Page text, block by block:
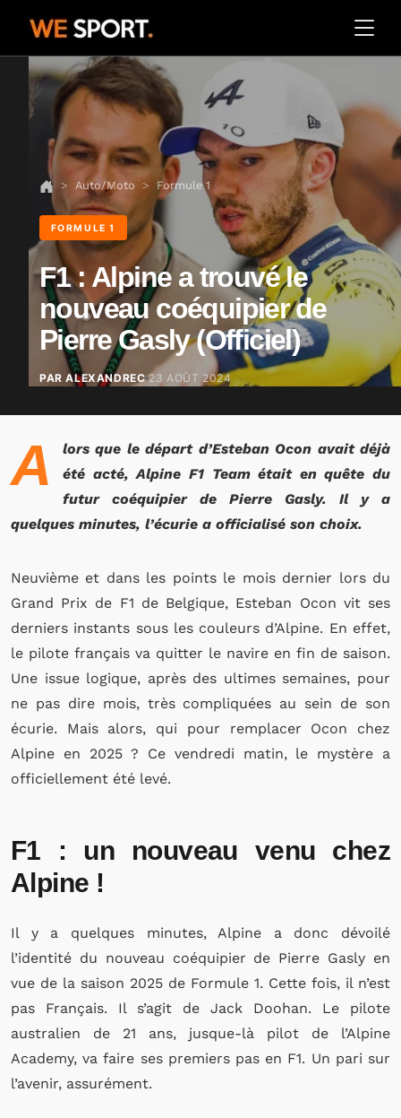
Auto/Moto Formule 1
FORMULE 1
F1 : Alpine a trouvé le
nouveau coéquipier de
Pierre Gasly (Officiel)
PAR ALEXANDREC 23 AOÛT 2024
A
lors que le départ d’Esteban Ocon avait déjà
été acté, Alpine F1 Team était en quête du
futur coéquipier de Pierre Gasly. Il y a
quelques minutes, l’écurie a officialisé son choix.
Neuvième et dans les points le mois dernier lors du
Grand Prix de F1 de Belgique, Esteban Ocon vit ses
derniers instants sous les couleurs d’Alpine. En effet,
le pilote français va quitter le navire en fin de saison.
Une issue logique, après des ultimes semaines, pour
ne pas dire mois, très compliquées au sein de son
écurie. Mais alors, qui pour remplacer Ocon chez
Alpine en 2025 ? Ce vendredi matin, le mystère a
officiellement été levé.
F1 : un nouveau venu chez
Alpine !
Il y a quelques minutes, Alpine a donc dévoilé
l’identité du nouveau coéquipier de Pierre Gasly en
vue de la saison 2025 de Formule 1. Cette fois, il n’est
pas Français. Il s’agit de Jack Doohan. Le pilote
australien de 21 ans, jusque-là pilot de l’Alpine
Academy, va faire ses premiers pas en F1. Un pari sur
l’avenir, assurément.